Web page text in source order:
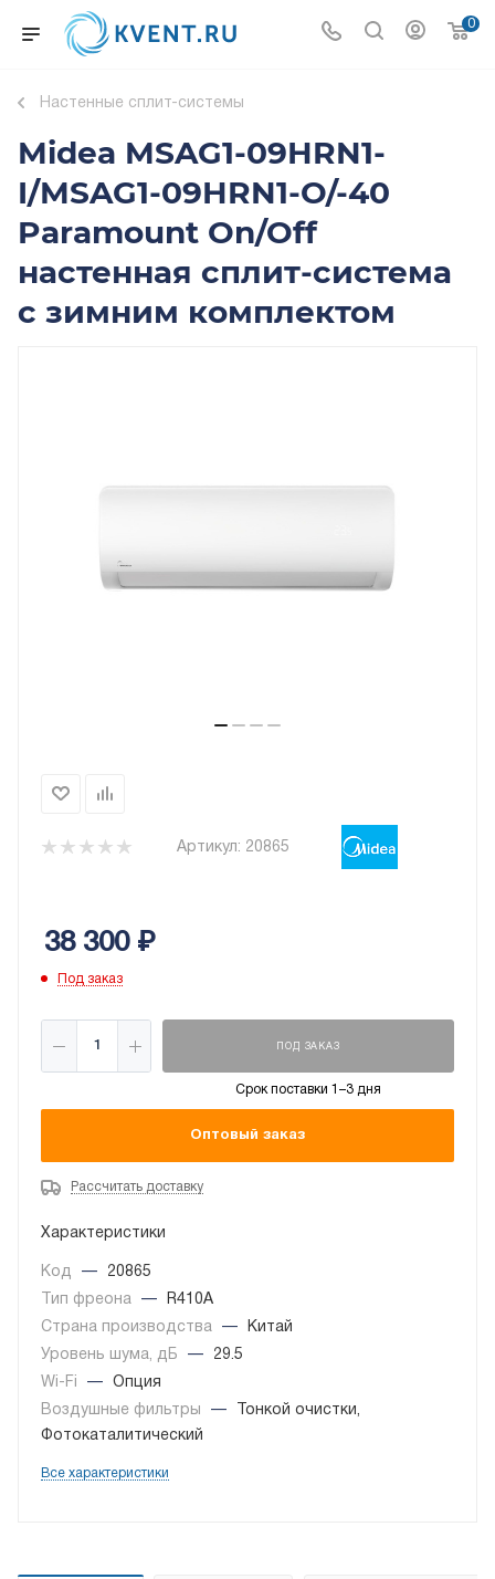
0
Настенные сплит-системы
Midea MSAG1-09HRN1-
I/MSAG1-09HRN1-O/-40
Paramount On/Off
настенная сплит-система
с зимним комплектом
Артикул: 20865
38 300₽
Под заказ
ПОД ЗАКАЗ
Срок поставки 1–3 дня
Оптовый заказ
Рассчитать доставку
Характеристики
Код —
20865
Тип фреона
—
R410A
Страна производства
—
Китай
Уровень шума, дБ
—
29.5
Wi-Fi
—
Опция
Воздушные фильтры
—
Тонкой очистки,
Фотокаталитический
Все характеристики